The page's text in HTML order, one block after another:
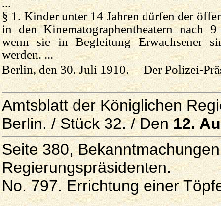
...
§ 1. Kinder unter 14 Jahren dürfen der
in den Kinematographentheatern nach
wenn sie in Begleitung Erwachsener
werden. ...
Berlin, den 30. Juli 1910. Der Polizei-
Amtsblatt der Königlichen
Berlin. / Stück 32. / Den12.
Seite 380,
Regierungspräsidenten.
No. 797. Errichtung einer